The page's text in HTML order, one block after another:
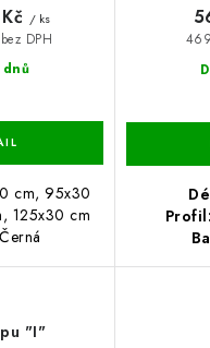
DPH
/ ks
cm, 95x30
125x30 cm
Černá
Profil:
"I"